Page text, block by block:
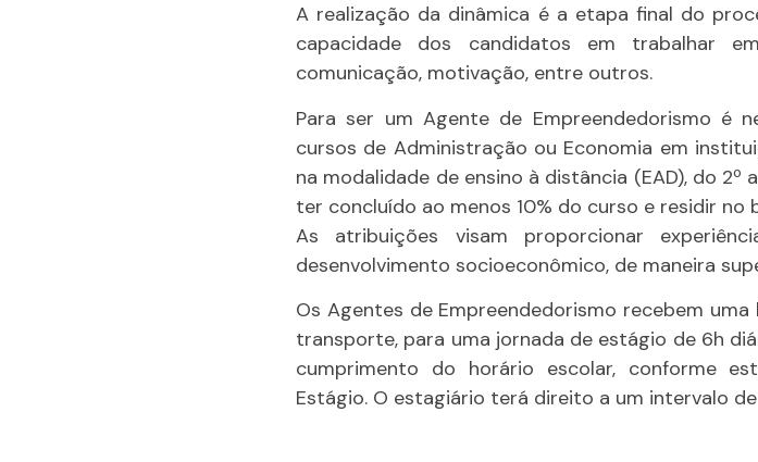
A realização da dinâmica é a etapa final do
capacidade dos candidatos em trabalhar
comunicação, motivação, entre outros.
Para ser um Agente de Empreendedorismo é
cursos de Administração ou Economia em
na modalidade de ensino à distância (EAD), do
ter concluído ao menos 10% do curso e residir
As atribuições visam proporcionar
desenvolvimento socioeconômico, de maneira
Os Agentes de Empreendedorismo recebem
transporte, para uma jornada de estágio de 6h
cumprimento do horário escolar, conforme
Estágio. O estagiário terá direito a um intervalo